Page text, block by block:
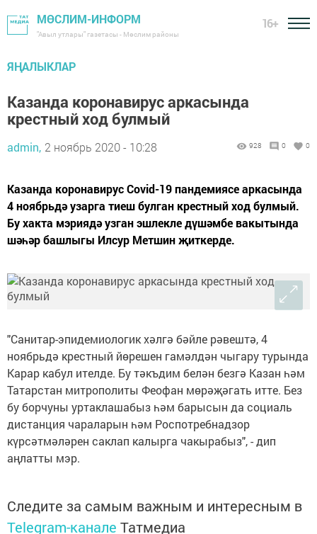
МӨСЛИМ-ИНФОРМ
"Авыл утлары" газетасы - Мөслим районы
16+
ЯҢАЛЫКЛАР
Казанда коронавирус аркасында
крестный ход булмый
admin, 2 ноябрь 2020 - 10:28 928 0 0
Казанда коронавирус Covid-19 пандемиясе аркасында
4 ноябрьдә узарга тиеш булган крестный ход булмый.
Бу хакта мэриядә узган эшлекле дүшәмбе вакытында
шәһәр башлыгы Илсур Метшин җиткерде.
"Санитар-эпидемиологик хәлгә бәйле рәвештә, 4
ноябрьдә крестный йөрешен гамәлдән чыгару турында
Карар кабул ителде. Бу тәкъдим белән безгә Казан һәм
Татарстан митрополиты Феофан мөрәҗәгать итте. Без
бу борчуны уртаклашабыз һәм барысын да социаль
дистанция чараларын һәм Роспотребнадзор
күрсәтмәләрен саклап калырга чакырабыз", - дип
аңлатты мэр.
Следите за самым важным и интересным в
Telegram-канале Татмедиа